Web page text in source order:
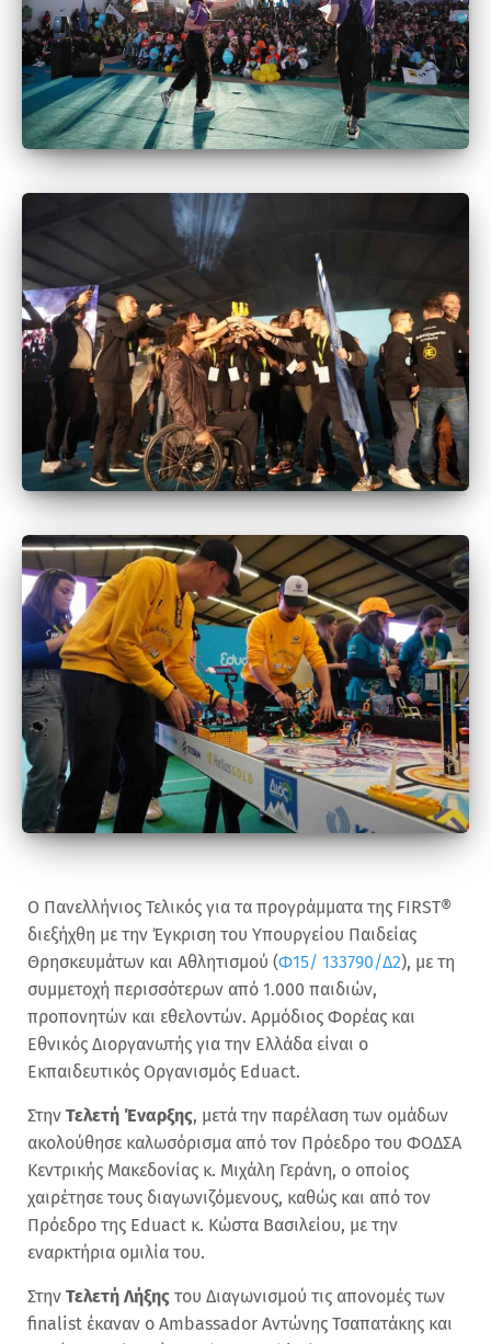
Ο Πανελλήνιος Τελικός για τα προγράμματα της FIRST®
διεξήχθη με την Έγκριση του Υπουργείου Παιδείας
Θρησκευμάτων και Αθλητισμού (Φ15/ 133790/Δ2), με τη
συμμετοχή περισσότερων από 1.000 παιδιών,
προπονητών και εθελοντών. Αρμόδιος Φορέας και
Εθνικός Διοργανωτής για την Ελλάδα είναι ο
Εκπαιδευτικός Οργανισμός Eduact.
Στην Τελετή Έναρξης, μετά την παρέλαση των ομάδων
ακολούθησε καλωσόρισμα από τον Πρόεδρο του ΦΟΔΣΑ
Κεντρικής Μακεδονίας κ. Μιχάλη Γεράνη, ο οποίος
χαιρέτησε τους διαγωνιζόμενους, καθώς και από τον
Πρόεδρο της Eduact κ. Κώστα Βασιλείου, με την
εναρκτήρια ομιλία του.
Στην Τελετή Λήξης του Διαγωνισμού τις απονομές των
finalist έκαναν ο Ambassador Αντώνης Τσαπατάκης και